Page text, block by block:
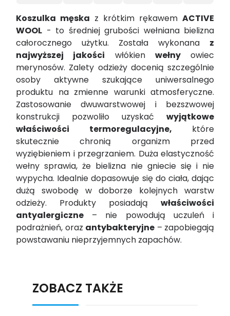
Koszulka męska z krótkim rękawem ACTIVE
WOOL - to średniej grubości wełniana bielizna
całorocznego użytku. Została wykonana z
najwyższej jakości włókien wełnyowiec
merynosów. Zalety odzieży docenią szczególnie
osoby aktywne szukające uniwersalnego
produktu na zmienne warunki atmosferyczne.
Zastosowanie dwuwarstwowej i bezszwowej
konstrukcji pozwoliło uzyskać wyjątkowe
właściwości termoregulacyjne, które
skutecznie chronią organizm przed
wyziębieniem i przegrzaniem. Duża elastyczność
wełny sprawia, że bielizna nie gniecie się i nie
wypycha. Idealnie dopasowuje się do ciała, dając
dużą swobodę w doborze kolejnych warstw
odzieży. Produkty posiadają właściwości
antyalergiczne – nie powodują uczuleń i
podrażnień, oraz antybakteryjne – zapobiegają
powstawaniu nieprzyjemnych zapachów.
ZOBACZ TAKŻE